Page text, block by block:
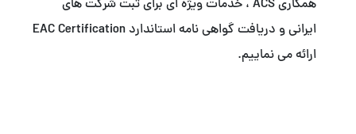
همکاری ACS ، خدمات ویژه ای برای ثبت شرکت های
ایرانی و دریافت گواهی نامه استاندارد EAC Certification
ارائه می نماییم.